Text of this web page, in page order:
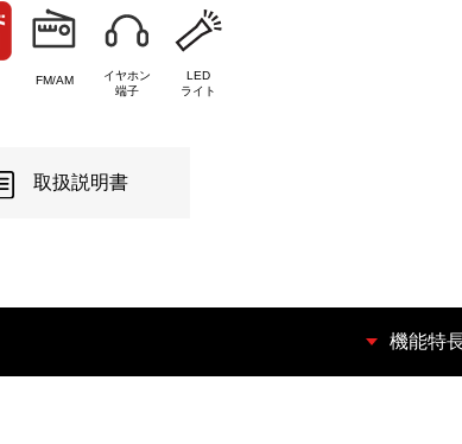
FM/AM
イヤホン
端子
LED
ライト
取扱説明書
機能特